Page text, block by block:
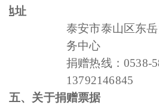
地址
泰安市泰山区东
务中心
捐赠热线：0538-
13792146845
五、 关于捐赠票据